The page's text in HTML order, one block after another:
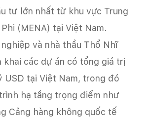
tư lớn nhất từ khu vực Trung
(MENA) tại Việt Nam.
và nhà thầu Thổ Nhĩ
khai các dự án có tổng giá trị
USD tại Việt Nam, trong đó
hạ tầng trọng điểm như
Cảng hàng không quốc tế